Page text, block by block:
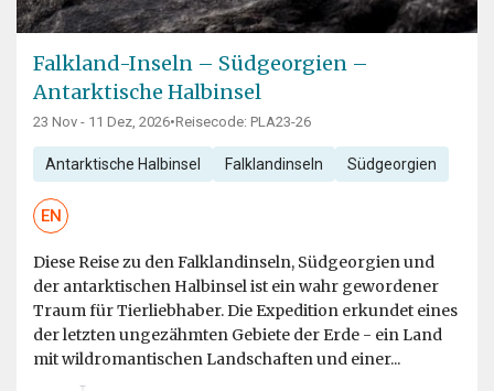
Falkland-Inseln – Südgeorgien –
Antarktische Halbinsel
23 Nov - 11 Dez, 2026•Reisecode: PLA23-26
Antarktische Halbinsel Falklandinseln Südgeorgien
EN
Diese Reise zu den Falklandinseln, Südgeorgien und
der antarktischen Halbinsel ist ein wahr gewordener
Traum für Tierliebhaber. Die Expedition erkundet eines
der letzten ungezähmten Gebiete der Erde - ein Land
mit wildromantischen Landschaften und einer...